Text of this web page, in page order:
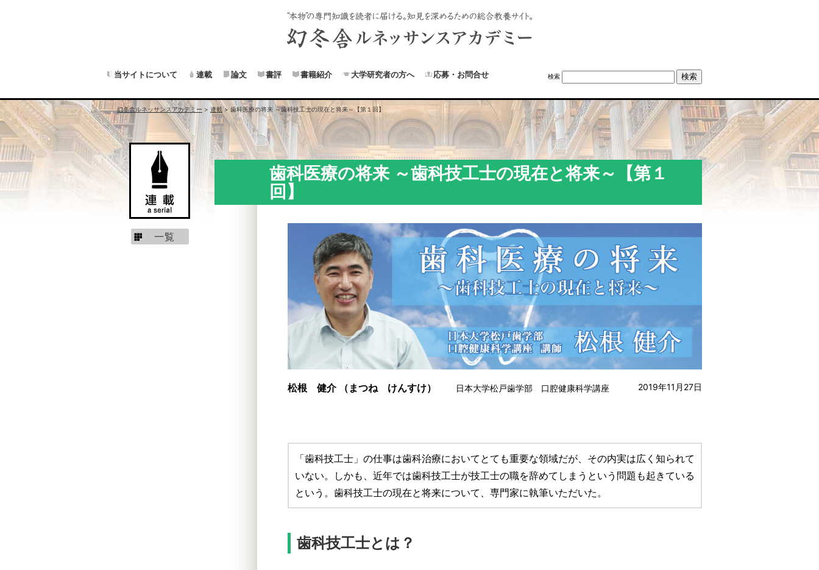
当サイトについて 連載 論文 書評 書籍紹介 大学研究者の方へ 応募・お問合せ 検索
幻冬舎ルネッサンスアカデミー > 連載> 歯科医療の将来 ～歯科技工士の現在と将来～【第１回】
一覧
歯科医療の将来 ～歯科技工士の現在と将来～【第１
回】
松根 健介 （まつね けんすけ） 日本大学松戸歯学部 口腔健康科学講座 2019年11月27日
「歯科技工士」の仕事は歯科治療においてとても重要な領域だが、その内実は広く知られて
いない。しかも、近年では歯科技工士が技工士の職を辞めてしまうという問題も起きている
という。歯科技工士の現在と将来について、専門家に執筆いただいた。
歯科技工士とは？